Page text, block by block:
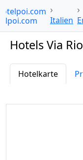
Italien
Hotels Via
Hotelkarte